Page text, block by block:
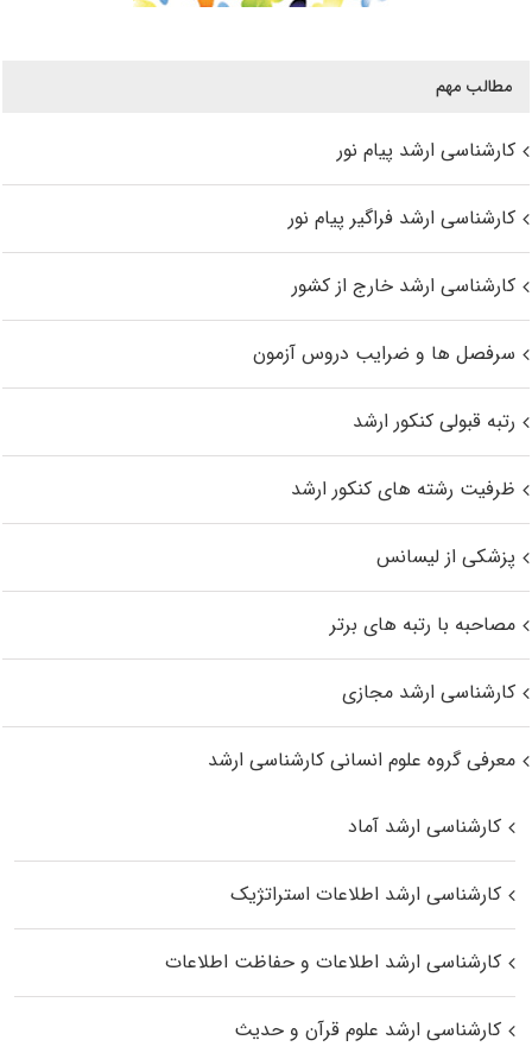
مطالب مهم
کارشناسی ارشد پیام نور
کارشناسی ارشد فراگیر پیام نور
کارشناسی ارشد خارج از کشور
سرفصل ها و ضرایب دروس آزمون
رتبه قبولی کنکور ارشد
ظرفیت رشته های کنکور ارشد
پزشکی از لیسانس
مصاحبه با رتبه های برتر
کارشناسی ارشد مجازی
معرفی گروه علوم انسانی کارشناسی ارشد
کارشناسی ارشد آماد
کارشناسی ارشد اطلاعات استراتژیک
کارشناسی ارشد اطلاعات و حفاظت اطلاعات
کارشناسی ارشد علوم قرآن و حدیث